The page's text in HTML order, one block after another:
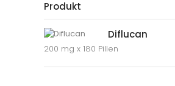
Produkt
Diflucan
200 mg x 180 Pillen